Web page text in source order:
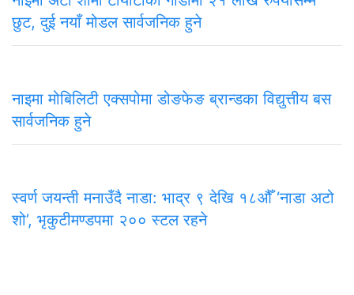
छुट, दुई नयाँ मोडल सार्वजनिक हुने
नाइमा मोबिलिटी एक्सपोमा डोङफेङ ब्रान्डका विद्युत्तीय बस
सार्वजनिक हुने
स्वर्ण जयन्ती मनाउँदै नाडा: भाद्र ९ देखि १८औँ ‘नाडा अटो
शो’, भृकुटीमण्डपमा २०० स्टल रहने